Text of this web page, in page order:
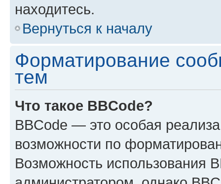
находитесь.
Вернуться к началу
Форматирование
тем
Что такое BBCode?
BBCode — это особая
возможности по
Возможность использования